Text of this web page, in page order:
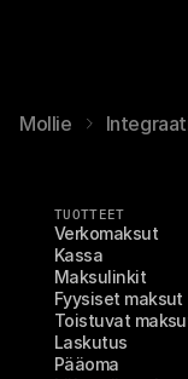
Mollie
TUOTTEET
Verkomaksut
Kassa
Maksulinkit
Fyysiset maksut
Toistuvat
Laskutus
Pääoma